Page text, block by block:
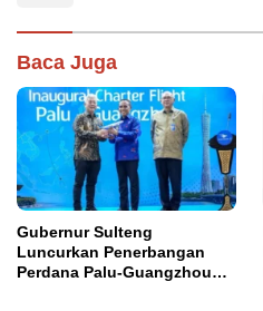
Baca Juga
Gubernur Sulteng
Luncurkan Penerbangan
Perdana Palu-Guangzhou